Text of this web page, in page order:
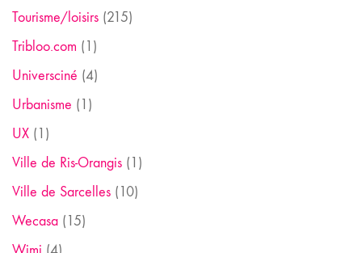
Tourisme/loisirs (215)
Tribloo.com (1)
Universciné (4)
Urbanisme (1)
UX (1)
Ville de Ris-Orangis (1)
Ville de Sarcelles (10)
Wecasa (15)